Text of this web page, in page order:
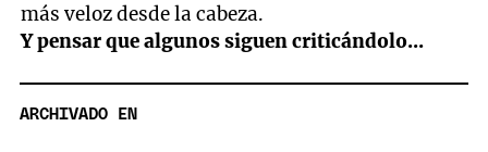
más veloz desde la cabeza.
Y pensar que algunos siguen criticándolo...
ARCHIVADO EN